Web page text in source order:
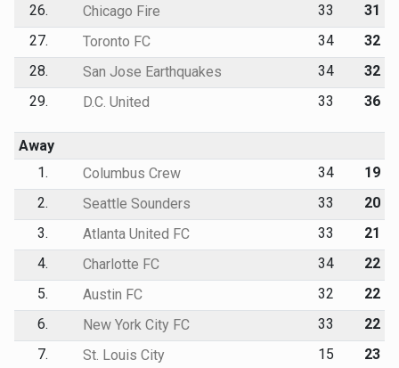
26.
Chicago Fire 33
31
27.
Toronto FC 34
32
28.
San Jose Earthquakes 34
32
29.
D.C. United 33 36
Away
1.
Columbus Crew 34
19
2.
Seattle Sounders 33
20
3.
Atlanta United FC 33
21
4.
Charlotte FC 34
22
5.
Austin FC 32
22
6.
New York City FC 33
22
7.
St. Louis City 15
23